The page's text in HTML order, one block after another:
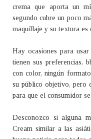
crema que aporta un
segundo cubre un poco
maquillaje y su textura es
Hay ocasiones para
tienen sus preferencias,
con color, ningún
su público objetivo, pero
para que el consumidor
Desconozco si alguna
Cream similar a las